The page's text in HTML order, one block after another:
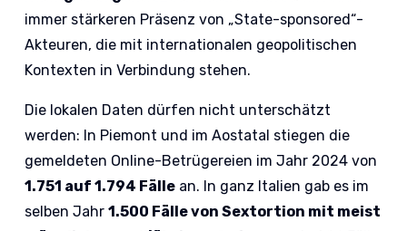
immer stärkeren Präsenz von „State-sponsored“-
Akteuren, die mit internationalen geopolitischen
Kontexten in Verbindung stehen.
Die lokalen Daten dürfen nicht unterschätzt
werden: In Piemont und im Aostatal stiegen die
gemeldeten Online-Betrügereien im Jahr 2024 von
1.751 auf 1.794 Fälle an. In ganz Italien gab es im
selben Jahr1.500 Fälle von Sextortion mit meist